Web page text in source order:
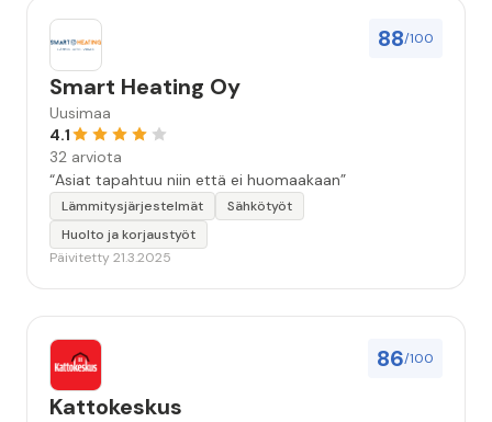
88/100
Smart Heating Oy
Uusimaa
4.1
32 arviota
“Asiat tapahtuu niin että ei huomaakaan”
Lämmitysjärjestelmät
Sähkötyöt
Huolto ja korjaustyöt
Päivitetty 21.3.2025
86/100
Kattokeskus